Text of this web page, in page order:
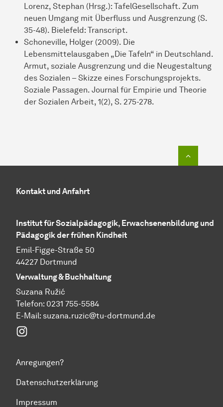
Lorenz, Stephan (Hrsg.): TafelGesellschaft. Zum
neuen Umgang mit Überfluss und Ausgrenzung (S.
35-48). Bielefeld: Transcript.
Schoneville, Holger (2009). Die
Lebensmittelausgaben „Die Tafeln“ in Deutschland.
Armut, soziale Ausgrenzung und die Neugestaltung
des Sozialen – Skizze eines Forschungsprojekts.
Soziale Passagen. Journal für Empirie und Theorie
der Sozialen Arbeit, 1(2), S. 275-278.
Kontakt und Anfahrt
Institut für Sozialpädagogik, Erwachsenenbildung und
Pädagogik der frühen Kindheit
Emil-Figge-Straße 50
44227 Dortmund
Verwaltung & Buchhaltung
Suzana Ružić
Telefon: 0231 755-5584
E-Mail: suzana.ruzic@tu-dortmund.de
Anregungen?
Datenschutzerklärung
Impressum